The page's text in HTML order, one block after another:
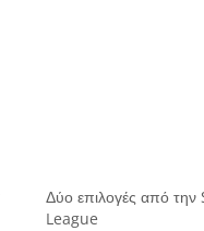
Δύο επιλογές από
League